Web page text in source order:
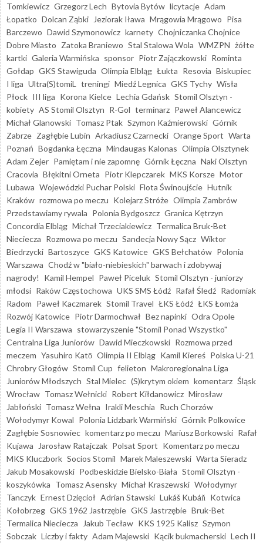
Tomkiewicz Grzegorz Lech Bytovia Bytów licytacje Adam
Łopatko Dolcan Ząbki Jeziorak Iława Mrągowia Mrągowo Pisa
Barczewo Dawid Szymonowicz karnety Chojniczanka Chojnice
Dobre Miasto Zatoka Braniewo Stal Stalowa Wola WMZPN żółte
kartki Galeria Warmińska sponsor Piotr Zajączkowski Rominta
Gołdap GKS Stawiguda Olimpia Elbląg Łukta Resovia Biskupiec
I liga Ultra(S)tomiL treningi Miedź Legnica GKS Tychy Wisła
Płock III liga Korona Kielce Lechia Gdańsk Stomil Olsztyn -
kobiety AS Stomil Olsztyn R-Gol terminarz Paweł Alancewicz
Michał Glanowski Tomasz Ptak Szymon Kaźmierowski Górnik
Zabrze Zagłębie Lubin Arkadiusz Czarnecki Orange Sport Warta
Poznań Bogdanka Łęczna Mindaugas Kalonas Olimpia Olsztynek
Adam Zejer Pamiętam i nie zapomnę Górnik Łęczna Naki Olsztyn
Cracovia Błękitni Orneta Piotr Klepczarek MKS Korsze Motor
Lubawa Wojewódzki Puchar Polski Flota Świnoujście Hutnik
Kraków rozmowa po meczu Kolejarz Stróże Olimpia Zambrów
Przedstawiamy rywala Polonia Bydgoszcz Granica Kętrzyn
Concordia Elbląg Michał Trzeciakiewicz Termalica Bruk-Bet
Nieciecza Rozmowa po meczu Sandecja Nowy Sącz Wiktor
Biedrzycki Bartoszyce GKS Katowice GKS Bełchatów Polonia
Warszawa Chodź w "biało-niebieskich" barwach i zdobywaj
nagrody!
Kamil Hempel Paweł Piceluk Stomil Olsztyn - juniorzy
młodsi Raków Częstochowa UKS SMS Łódź Rafał Śledź Radomiak
Radom Paweł Kaczmarek Stomil Travel ŁKS Łódź ŁKS Łomża
Rozwój Katowice Piotr Darmochwał Bez napinki Odra Opole
Legia II Warszawa stowarzyszenie "Stomil Ponad Wszystko"
Centralna Liga Juniorów Dawid Mieczkowski Rozmowa przed
meczem Yasuhiro Katō Olimpia II Elbląg Kamil Kiereś Polska U-21
Chrobry Głogów Stomil Cup felieton Makroregionalna Liga
Juniorów Młodszych Stal Mielec (S)krytym okiem komentarz Śląsk
Wrocław Tomasz Wełnicki Robert Kiłdanowicz Mirosław
Jabłoński Tomasz Wełna Irakli Meschia Ruch Chorzów
Wołodymyr Kowal Polonia Lidzbark Warmiński Górnik Polkowice
Zagłębie Sosnowiec komentarz po meczu Mariusz Borkowski Rafał
Kujawa
Jarosław Ratajczak Polsat Sport Komentarz po meczu
MKS Kluczbork Socios Stomil Marek Maleszewski Warta Sieradz
Jakub Mosakowski Podbeskidzie Bielsko-Biała Stomil Olsztyn -
koszykówka Tomasz Asensky Michał Kraszewski Wołodymyr
Tanczyk Ernest Dzięcioł Adrian Stawski Lukáš Kubáň Kotwica
Kołobrzeg GKS 1962 Jastrzębie GKS Jastrzębie Bruk-Bet
Termalica Nieciecza
Jakub Tecław KKS 1925 Kalisz Szymon
Sobczak Liczby i fakty Adam Majewski Kącik bukmacherski Lech II